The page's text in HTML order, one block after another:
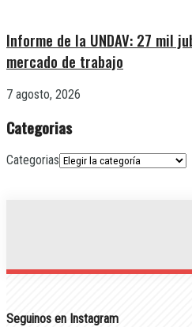
Informe de la UNDAV: 27 mil
mercado de trabajo
7 agosto, 2026
Categorias
Categorias
Seguinos en Instagram